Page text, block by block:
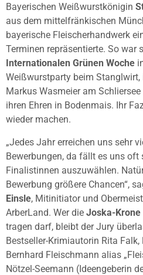
Bayerischen Weißwurstkönigin
aus dem mittelfränkischen
bayerische Fleischerhandwerk
Terminen repräsentierte. So war
Internationalen Grünen Woche
Weißwurstparty beim
Markus Wasmeier am
ihren Ehren in Bodenmais. Ihr
wieder machen.
„Jedes Jahr erreichen uns sehr
Bewerbungen, da fällt es uns oft
Finalistinnen auszuwählen.
Bewerbung größere Chancen“,
Einsle, Mitinitiator und
ArberLand. Wer die Joska-Krone
tragen darf, bleibt der Jury
Bestseller-Krimiautorin Rita
Bernhard Fleischmann alias
Nötzel-Seemann (Ideengeberin